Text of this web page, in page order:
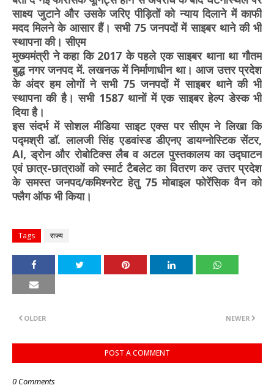
साक्ष्य जुटाने और उसके जरिए पीड़ितों को न्याय दिलाने में काफी
मदद मिलने के आसार हैं। सभी 75 जनपदों में साइबर थाने की भी
स्थापना की। सीएम
मुख्यमंत्री ने कहा कि 2017 के पहले एक साइबर थाना था गौतम
बुद्ध नगर जनपद में. लखनऊ में निर्माणाधीन था। आज उत्तर प्रदेश
के अंदर हम लोगों ने सभी 75 जनपदों में साइबर थाने की भी
स्थापना की है। सभी 1587 थानों में एक साइबर हेल्प डेस्क भी
दिया है।
इस संदर्भ में सोशल मीडिया साइट एक्स पर सीएम ने लिखा कि
पद्मश्री डॉ. लालजी सिंह एडवांस्ड डीएनए डायग्नोस्टिक सेंटर,
AI, ड्रोन और रोबोटिक्स लैब व अटल पुस्तकालय का उद्घाटन
एवं छात्र-छात्राओं को स्मार्ट टैबलेट का वितरण कर उत्तर प्रदेश
के समस्त जनपद/कमिश्नरेट हेतु 75 मोबाइल फोरेंसिक वैन को
फ्लैग ऑफ भी किया।
Tags राज्य
NEWER
OLDER
POST A COMMENT
0 Comments